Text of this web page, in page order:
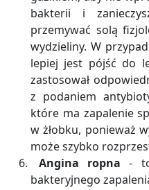
bakterii i
przemywać solą
wydzieliny. W
lepiej jest pójść do
zastosował
z podaniem
które ma zapalenie
w żłobku, ponieważ
może szybko
Angina ropna -
bakteryjnego